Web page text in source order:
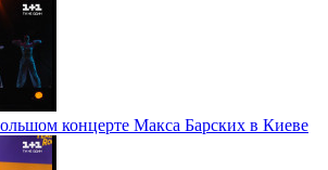
концерте Макса Барских в Киеве